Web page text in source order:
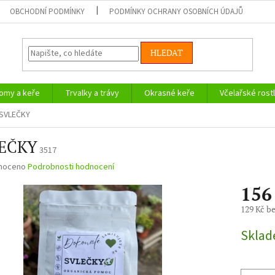
OBCHODNÍ PODMÍNKY PODMÍNKY OCHRANY OSOBNÍCH ÚDAJŮ
HLEDAT
a keře Trvalky a trávy Okrasné keře
Včelařské
3517
Podrobnosti hodnocení
129 Kč
cena: